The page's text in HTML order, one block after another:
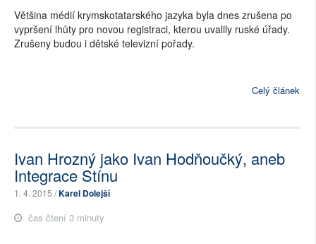
Většina médií krymskotatarského jazyka byla dnes zrušena po
vypršení lhůty pro novou registraci, kterou uvalily ruské úřady.
Zrušeny budou i dětské televizní pořady.
Celý článek
Ivan Hrozný jako Ivan Hodňoučký, aneb
Integrace Stínu
1. 4. 2015 /Karel Dolejší
čas čtení 3 minuty